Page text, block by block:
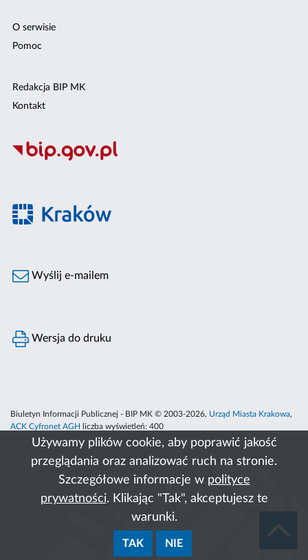
Używamy plików cookie, aby poprawić jakość
przeglądania oraz analizować ruch na stronie.
Szczegółowe informacje w polityce
prywatności. Klikając "Tak", akceptujesz te
warunki.
TAK NIE
O serwisie
Pomoc
Redakcja BIP MK
Kontakt
Wyślij e-mailem
Wersja do druku
Biuletyn Informacji Publicznej - BIP MK © 2003-2026, Urząd Miasta Krakowa,
ACK Cyfronet AGH
liczba wyświetleń: 400